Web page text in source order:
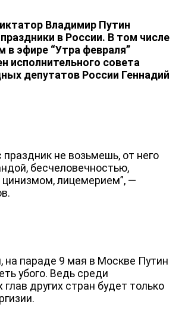
Владимир Путин
в России. В том числе
в эфире “Утра февраля”
исполнительного совета
депутатов России Геннадий
праздник не возьмешь, от него
бесчеловечностью,
лицемерием”, —
на параде 9 мая в Москве Путин
убого. Ведь среди
других стран будет только